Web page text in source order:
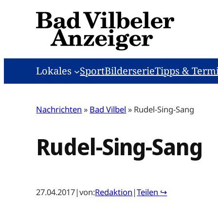
Lokales SportBilderserieTipps &
Nachrichten » Bad Vilbel » Rudel-Sing-Sang
Rudel-Sing-Sang
27.04.2017|von:Redaktion |Teilen ↪